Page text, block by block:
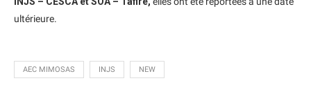
ultérieure.
AEC MIMOSAS INJS NEW